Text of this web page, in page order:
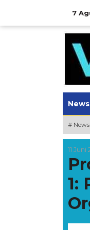
7
News
#
11 Juni
1: